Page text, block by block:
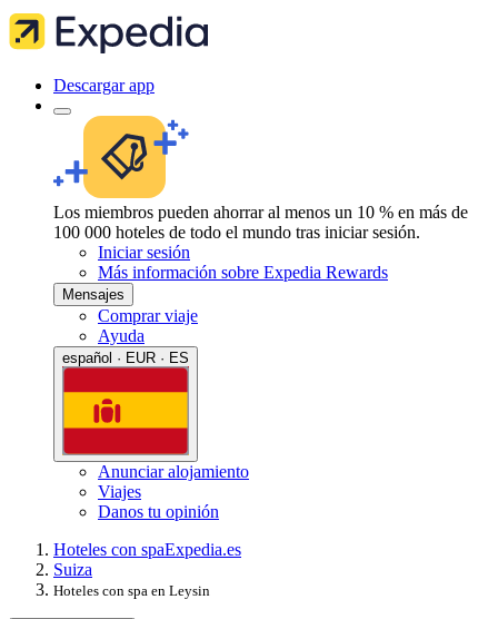
Descargar app
Los miembros pueden ahorrar al menos un 10 % en más de
100 000 hoteles de todo el mundo tras iniciar sesión.
Iniciar sesión
Más información sobre Expedia Rewards
Mensajes
Comprar viaje
Ayuda
español · EUR · ES
Anunciar alojamiento
Viajes
Danos tu opinión
Hoteles con spaExpedia.es
Suiza
Hoteles con spa en Leysin